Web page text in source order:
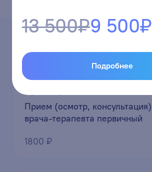
13 500₽9 500₽
Подробнее
Прием (осмотр, консультация)
врача-терапевта первичный
1800 ₽